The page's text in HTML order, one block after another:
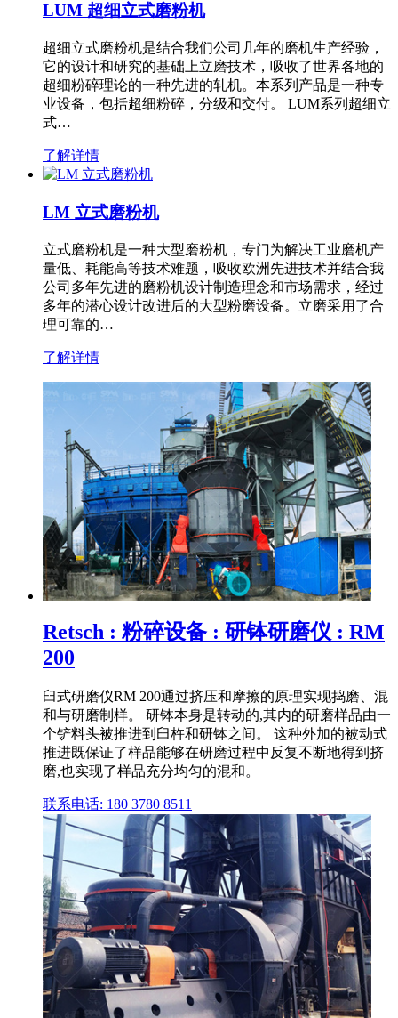
LUM 超细立式磨粉机
超细立式磨粉机是结合我们公司几年的磨机生产经验，
它的设计和研究的基础上立磨技术，吸收了世界各地的
超细粉碎理论的一种先进的轧机。本系列产品是一种专
业设备，包括超细粉碎，分级和交付。 LUM系列超细立
式…
了解详情
LM 立式磨粉机
立式磨粉机是一种大型磨粉机，专门为解决工业磨机产
量低、耗能高等技术难题，吸收欧洲先进技术并结合我
公司多年先进的磨粉机设计制造理念和市场需求，经过
多年的潜心设计改进后的大型粉磨设备。立磨采用了合
理可靠的…
了解详情
Retsch : 粉碎设备 : 研钵研磨仪 : RM
200
臼式研磨仪RM 200通过挤压和摩擦的原理实现捣磨、混
和与研磨制样。 研钵本身是转动的,其内的研磨样品由一
个铲料头被推进到臼杵和研钵之间。 这种外加的被动式
推进既保证了样品能够在研磨过程中反复不断地得到挤
磨,也实现了样品充分均匀的混和。
联系电话: 180 3780 8511